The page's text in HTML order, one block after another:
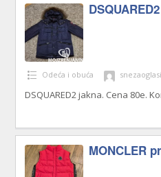
Odeća i obuća snezaoglasi
DSQUARED2 jakna. Cena 80e.
MONCLER